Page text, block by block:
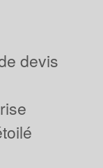
devis